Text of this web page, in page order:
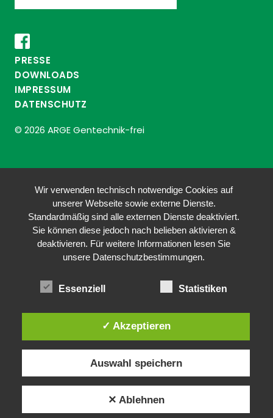
PRESSE
DOWNLOADS
IMPRESSUM
DATENSCHUTZ
© 2026 ARGE Gentechnik-frei
Wir verwenden technisch notwendige Cookies auf
unserer Webseite sowie externe Dienste.
Standardmäßig sind alle externen Dienste deaktiviert.
Sie können diese jedoch nach belieben aktivieren &
deaktivieren. Für weitere Informationen lesen Sie
unsere Datenschutzbestimmungen.
Essenziell Statistiken
✓ Akzeptieren
Auswahl speichern
✕ Ablehnen